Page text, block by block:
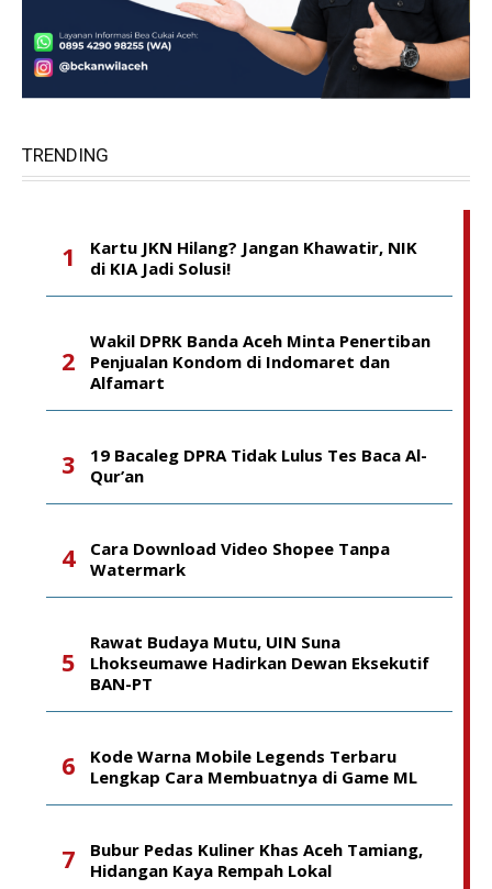
TRENDING
Kartu JKN Hilang? Jangan Khawatir, NIK
di KIA Jadi Solusi!
Wakil DPRK Banda Aceh Minta Penertiban
Penjualan Kondom di Indomaret dan
Alfamart
19 Bacaleg DPRA Tidak Lulus Tes Baca Al-
Qur’an
Cara Download Video Shopee Tanpa
Watermark
Rawat Budaya Mutu, UIN Suna
Lhokseumawe Hadirkan Dewan Eksekutif
BAN-PT
Kode Warna Mobile Legends Terbaru
Lengkap Cara Membuatnya di Game ML
Bubur Pedas Kuliner Khas Aceh Tamiang,
Hidangan Kaya Rempah Lokal